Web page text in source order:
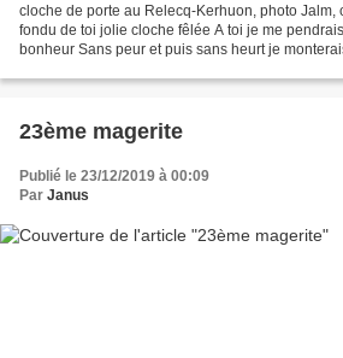
cloche de porte au Relecq-Kerhuon, photo Jalm,
fondu de toi jolie cloche fêlée A toi je me
bonheur Sans peur et puis sans heurt je
23ème magerite
Publié le 23/12/2019 à 00:09
Par Janus